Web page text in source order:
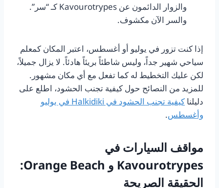
والزوار الدائمون عن Kavourotrypes كـ “سر”.
والسر الآن مكشوف.
إذا كنت تزور في يوليو أو أغسطس، اعتبر المكان كمعلم
سياحي شهير جداً، وليس شاطئاً بريئاً هادئاً. لا يزال جميلاً،
لكن عليك التخطيط له كما تفعل مع أي مكان مشهور.
للمزيد من النصائح حول كيفية تجنب الحشود، اطلع على
دليلنا
كيفية تجنب الحشود في Halkidiki في يوليو
وأغسطس.
مواقف السيارات في
Kavourotrypes و Orange Beach:
الحقيقة الصريحة